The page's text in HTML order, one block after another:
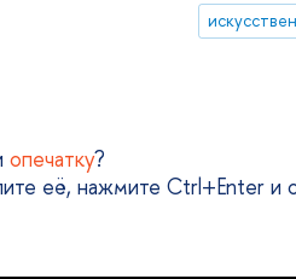
опечатку?
её, нажмите Ctrl+Enter и